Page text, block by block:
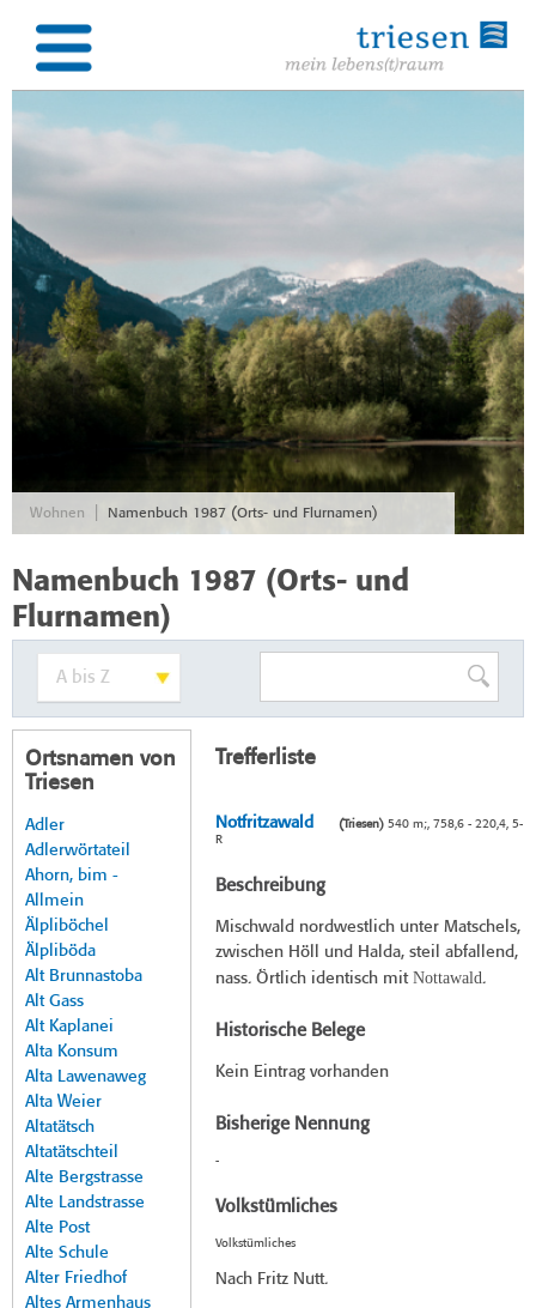
Wohnen Namenbuch 1987 (Orts- und Flurnamen)
Namenbuch 1987 (Orts- und
Flurnamen)
Ortsnamen von
Triesen
Adler
Adlerwörtateil
Ahorn, bim -
Allmein
Älpliböchel
Älpliböda
Alt Brunnastoba
Alt Gass
Alt Kaplanei
Alta Konsum
Alta Lawenaweg
Alta Weier
Altatätsch
Altatätschteil
Alte Bergstrasse
Alte Landstrasse
Alte Post
Alte Schule
Alter Friedhof
Altes Armenhaus
Trefferliste
Notfritzawald (Triesen)540 m;, 758,6 - 220,4, 5-
R
Beschreibung
Mischwald nordwestlich unter Matschels,
zwischen Höll und Halda, steil abfallend,
nass. Örtlich identisch mit Nottawald.
Historische Belege
Kein Eintrag vorhanden
Bisherige Nennung
-
Volkstümliches
Volkstümliches
Nach Fritz Nutt.